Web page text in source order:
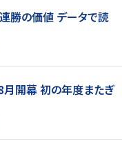
勝の価値 データで読
月開幕 初の年度またぎ